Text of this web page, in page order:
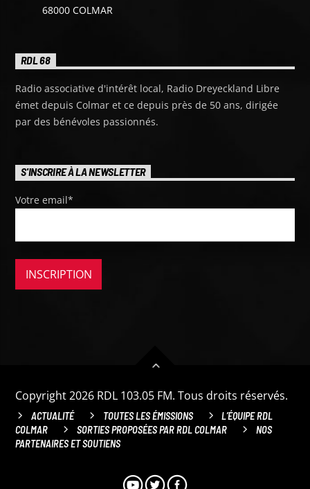
68000 COLMAR
RDL 68
Radio associative d'intérêt local, Radio Dreyeckland Libre
émet depuis Colmar et ce depuis près de 50 ans, dirigée
par des bénévoles passionnés.
S'INSCRIRE À LA NEWSLETTER
Votre email*
Copyright 2026 RDL 103.05 FM. Tous droits réservés.
ACTUALITÉ TOUTES LES ÉMISSIONS
L’ÉQUIPE RDL
COLMAR
SORTIES PROPOSÉES PAR RDL COLMAR
NOS
PARTENAIRES ET SOUTIENS